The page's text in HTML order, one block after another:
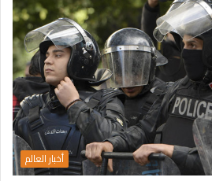
أخبار العالم